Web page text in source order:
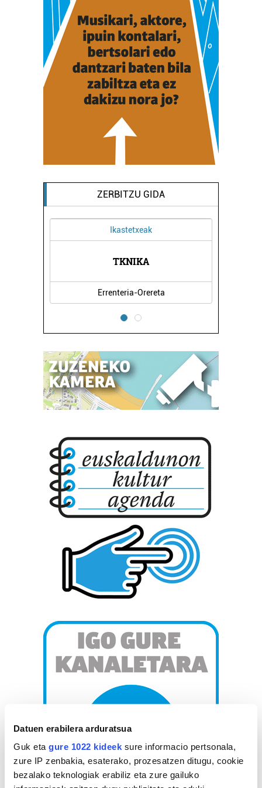
Datuen erabilera arduratsua
Guk eta gure 1022 kideek sure informacio pertsonala,
zure IP zenbakia, esaterako, prozesatzen ditugu, cookie
bezalako teknologiak erabiliz eta zure gailuko
ZERBITZU GIDA
Ikastetxeak
TKNIKA
Errenteria-Orereta